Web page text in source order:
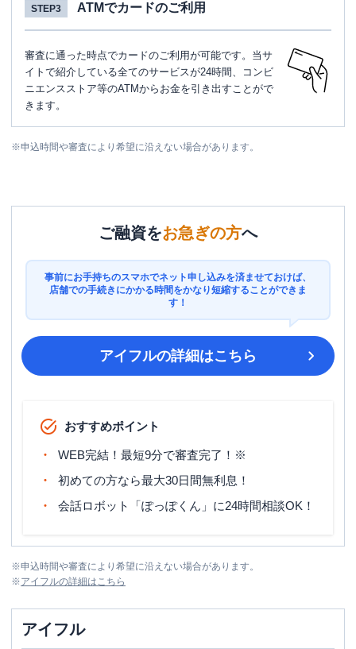
STEP3 ATMでカードのご利用
審査に通った時点でカードのご利用が可能です。当サ
イトで紹介している全てのサービスが24時間、コンビ
ニエンスストア等のATMからお金を引き出すことがで
きます。
※申込時間や審査により希望に沿えない場合があります。
ご融資をお急ぎの方へ
事前にお手持ちのスマホでネット申し込みを済ませておけば、
店舗での手続きにかかる時間をかなり短縮することができま
す！
アイフルの詳細はこちら
おすすめポイント
WEB完結！最短9分で審査完了！※
初めての方なら最大30日間無利息！
会話ロボット「ぽっぽくん」に24時間相談OK！
※申込時間や審査により希望に沿えない場合があります。
※アイフルの詳細はこちら
アイフル